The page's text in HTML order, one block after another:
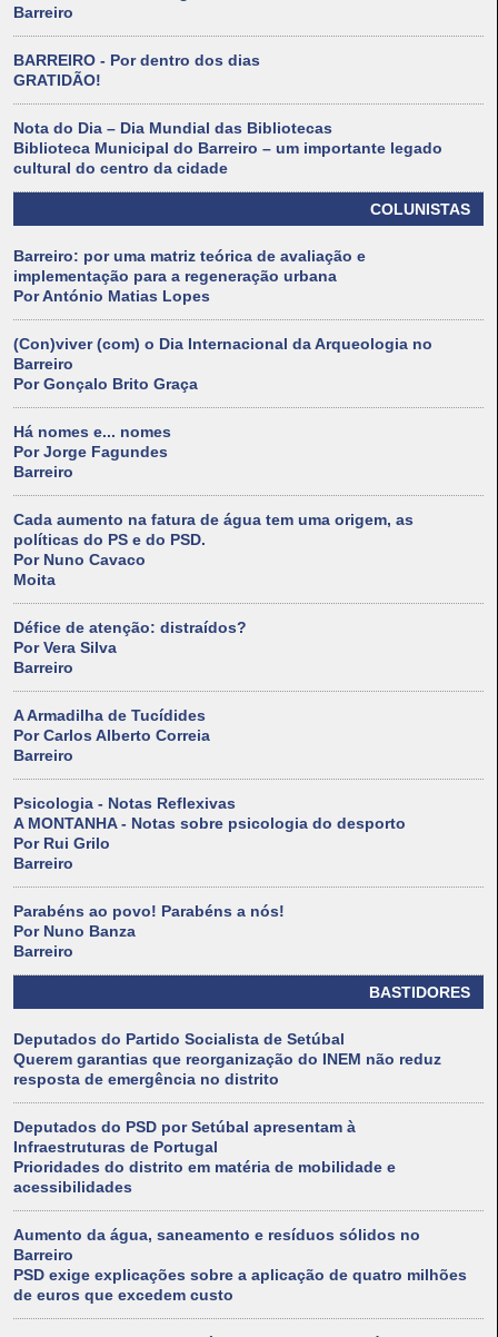
Barreiro
BARREIRO - Por dentro dos dias
GRATIDÃO!
Nota do Dia – Dia Mundial das Bibliotecas
Biblioteca Municipal do Barreiro – um importante legado
cultural do centro da cidade
COLUNISTAS
Barreiro: por uma matriz teórica de avaliação e
implementação para a regeneração urbana
Por António Matias Lopes
(Con)viver (com) o Dia Internacional da Arqueologia no
Barreiro
Por Gonçalo Brito Graça
Há nomes e... nomes
Por Jorge Fagundes
Barreiro
Cada aumento na fatura de água tem uma origem, as
políticas do PS e do PSD.
Por Nuno Cavaco
Moita
Défice de atenção: distraídos?
Por Vera Silva
Barreiro
A Armadilha de Tucídides
Por Carlos Alberto Correia
Barreiro
Psicologia - Notas Reflexivas
A MONTANHA - Notas sobre psicologia do desporto
Por Rui Grilo
Barreiro
Parabéns ao povo! Parabéns a nós!
Por Nuno Banza
Barreiro
BASTIDORES
Deputados do Partido Socialista de Setúbal
Querem garantias que reorganização do INEM não reduz
resposta de emergência no distrito
Deputados do PSD por Setúbal apresentam à
Infraestruturas de Portugal
Prioridades do distrito em matéria de mobilidade e
acessibilidades
Aumento da água, saneamento e resíduos sólidos no
Barreiro
PSD exige explicações sobre a aplicação de quatro milhões
de euros que excedem custo